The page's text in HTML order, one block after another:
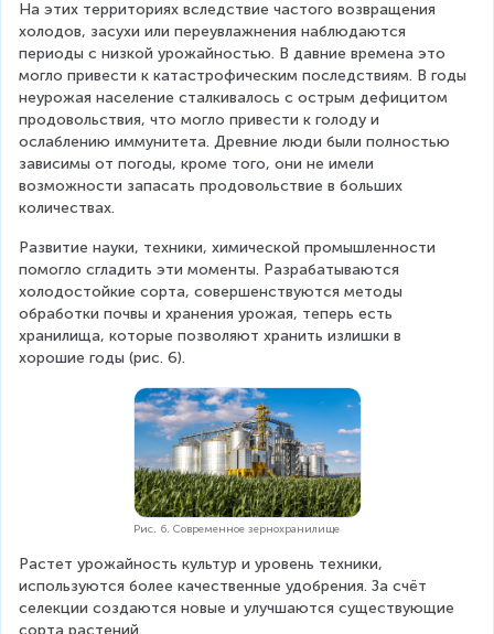
На этих территориях вследствие частого возвращения
холодов, засухи или переувлажнения наблюдаются
периоды с низкой урожайностью. В давние времена это
могло привести к катастрофическим последствиям. В годы
неурожая население сталкивалось с острым дефицитом
продовольствия, что могло привести к голоду и
ослаблению иммунитета. Древние люди были полностью
зависимы от погоды, кроме того, они не имели
возможности запасать продовольствие в больших
количествах.
Развитие науки, техники, химической промышленности
помогло сгладить эти моменты. Разрабатываются
холодостойкие сорта, совершенствуются методы
обработки почвы и хранения урожая, теперь есть
хранилища, которые позволяют хранить излишки в
хорошие годы (рис. 6).
Рис. 6. Современное зернохранилище
Растет урожайность культур и уровень техники,
используются более качественные удобрения. За счёт
селекции создаются новые и улучшаются существующие
сорта растений.